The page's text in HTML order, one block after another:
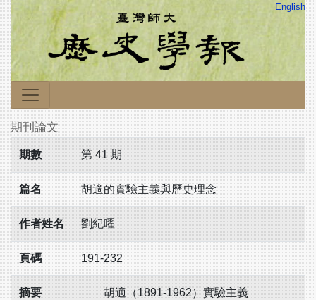
English
期刊論文
期數 第 41 期
篇名 胡適的實驗主義與歷史理念
作者姓名 劉紀曜
頁碼 191-232
摘要
胡適（1891-1962）實驗主義